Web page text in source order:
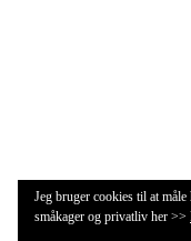
Jeg bruger cookies til at
småkager og privatliv her >>